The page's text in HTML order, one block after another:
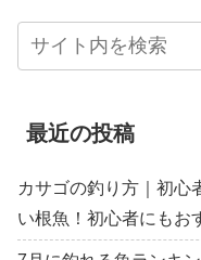
最近の投稿
カサゴの釣り方｜初心
い根魚！初心者にもお